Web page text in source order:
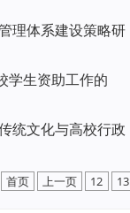
理体系建设策略研
学生资助工作的
统文化与高校行政
首页 上一页 12 13